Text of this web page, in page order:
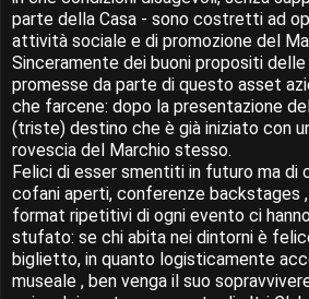
parte della Casa - sono costretti ad
attività sociale e di promozione del
Sinceramente dei buoni propositi
promesse da parte di questo asset
che farcene: dopo la presentazione
(triste) destino che è già iniziato con
rovescia del Marchio stesso.
Felici di esser smentiti in futuro ma di
cofani aperti, conferenze backstages
format ripetitivi di ogni evento ci
stufato: se chi abita nei dintorni è
biglietto, in quanto logisticamente
museale , ben venga il suo